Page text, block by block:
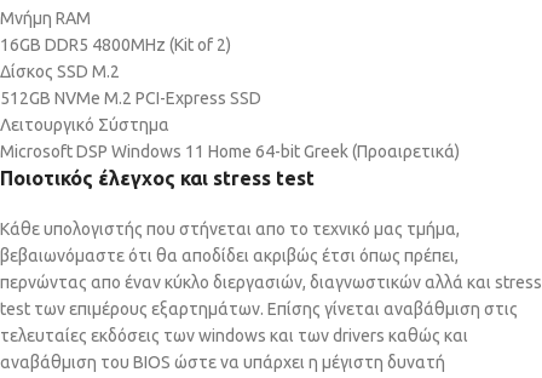
Μνήμη RAM
16GB DDR5 4800MHz (Kit of 2)
Δίσκος SSD M.2
512GB NVMe M.2 PCI-Express SSD
Λειτουργικό Σύστημα
Microsoft DSP Windows 11 Home 64-bit Greek (Προαιρετικά)
Ποιοτικός έλεγχος και stress test
Κάθε υπολογιστής που στήνεται απο το τεχνικό μας τμήμα,
βεβαιωνόμαστε ότι θα αποδίδει ακριβώς έτσι όπως πρέπει,
περνώντας απο έναν κύκλο διεργασιών, διαγνωστικών αλλά και stress
test των επιμέρους εξαρτημάτων. Επίσης γίνεται αναβάθμιση στις
τελευταίες εκδόσεις των windows και των drivers καθώς και
αναβάθμιση του BIOS ώστε να υπάρχει η μέγιστη δυνατή